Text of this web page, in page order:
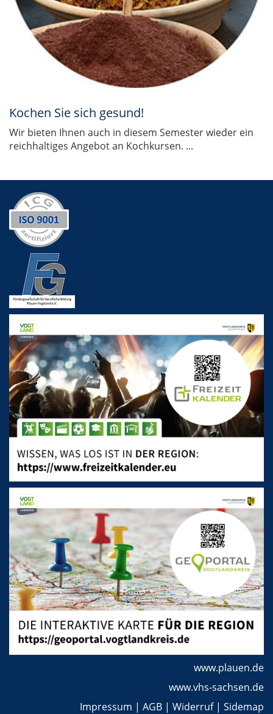
Kochen Sie sich gesund!
Wir bieten Ihnen auch in diesem Semester wieder ein
reichhaltiges Angebot an Kochkursen. ...
www.plauen.de
www.vhs-sachsen.de
Impressum | AGB | Widerruf| Sidemap